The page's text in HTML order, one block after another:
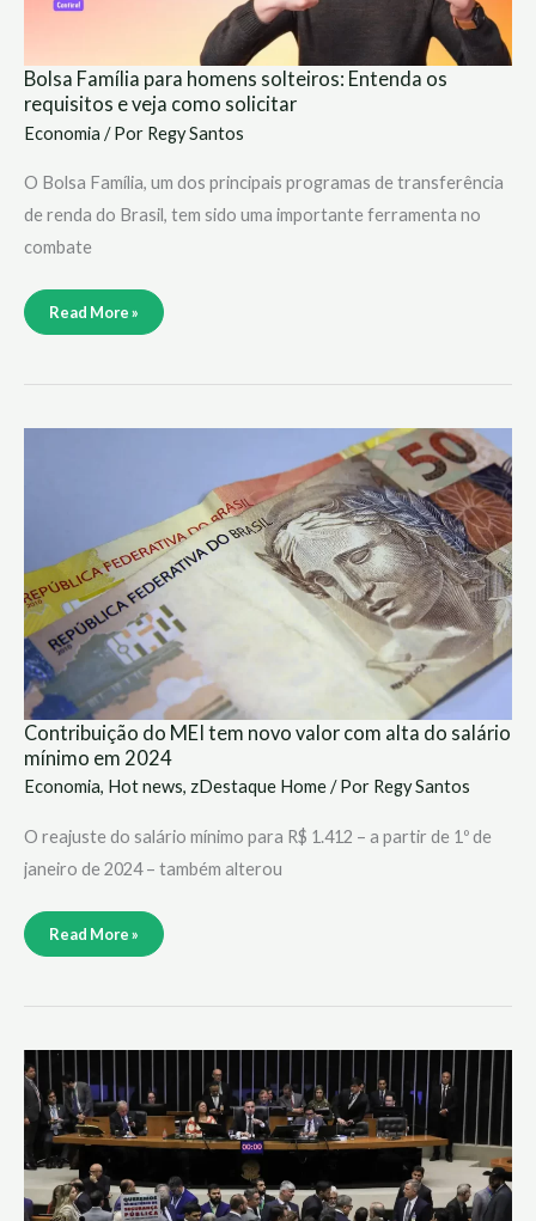
Bolsa Família para homens solteiros: Entenda os
requisitos e veja como solicitar
Economia / Por Regy Santos
O Bolsa Família, um dos principais programas de transferência
de renda do Brasil, tem sido uma importante ferramenta no
combate
Read More »
Contribuição do MEI tem novo valor com alta do salário
mínimo em 2024
Economia, Hot news, zDestaque Home/ Por Regy Santos
O reajuste do salário mínimo para R$ 1.412 – a partir de 1º de
janeiro de 2024 – também alterou
Contribuição
salário
mínimo
em
2024
Read More »
Presidente
Lula
sanciona
LDO
de
2024
com
vetos
e
meta
fiscal
zero